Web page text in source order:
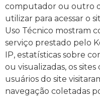
computador ou outro
utilizar para acessar o
Uso Técnico mostram
serviço prestado pelo
IP, estatísticas sobre
ou visualizadas, os
usuários do site
navegação coletadas